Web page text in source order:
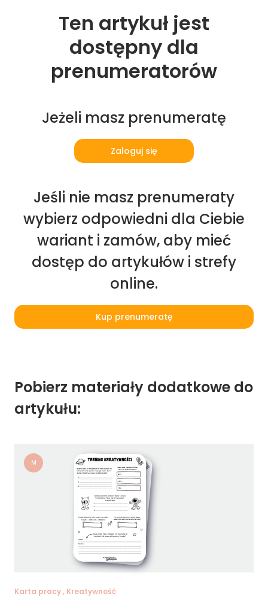
Ten artykuł jest
dostępny dla
prenumeratorów
Jeżeli masz prenumeratę
Zaloguj się
Jeśli nie masz prenumeraty
wybierz odpowiedni dla Ciebie
wariant i zamów, aby mieć
dostęp do artykułów i strefy
online.
Kup prenumeratę
Pobierz materiały dodatkowe do
artykułu:
M
Karta pracy , Kreatywność